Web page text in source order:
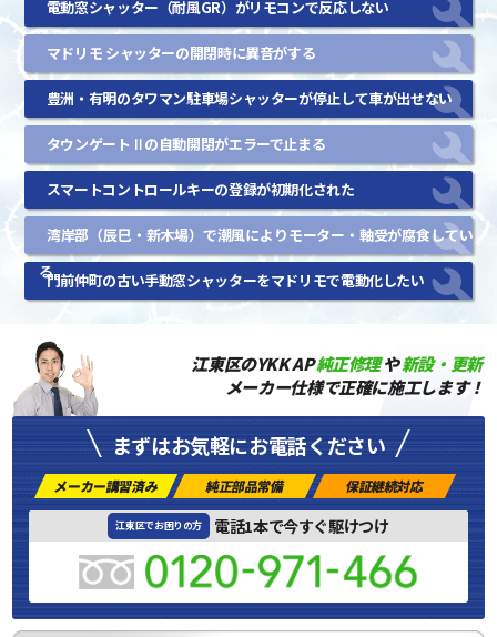
電動窓シャッター（耐風GR）がリモコンで反応しない
マドリモ シャッターの開閉時に異音がする
豊洲・有明のタワマン駐車場シャッターが停止して車が出せない
タウンゲートⅡの自動開閉がエラーで止まる
スマートコントロールキーの登録が初期化された
湾岸部（辰巳・新木場）で潮風によりモーター・軸受が腐食してい
る門前仲町の古い手動窓シャッターをマドリモで電動化したい
江東区のYKK AP純正修理や新設・更新
メーカー仕様で正確に施工します！
まずはお気軽にお電話ください
メーカー講習済み 純正部品常備 保証継続対応
江東区でお困りの方 電話1本で今すぐ駆けつけ